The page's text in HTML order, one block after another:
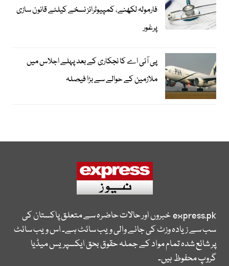
فارمولہ لکھنے، کمپیوٹرائز نسخے کیلئے قانون سازی
پرغور
پی آئی اے کا نجکاری کے بعد پہلے اجلاس میں
ملازمین کے حوالے سے بڑا فیصلہ
express.pkخبروں اور حالات حاضرہ سے متعلق پاکستان کی
سب سے زیادہ وزٹ کی جانے والی ویب سائٹ ہے۔ اس ویب سائٹ
پر شائع شدہ تمام مواد کے جملہ حقوق بحق ایکسپریس میڈیا
گروپ محفوظ ہیں۔